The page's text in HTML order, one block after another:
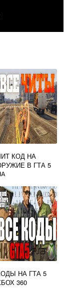
КОД НА
В ГТА 5
НА ГТА 5
360